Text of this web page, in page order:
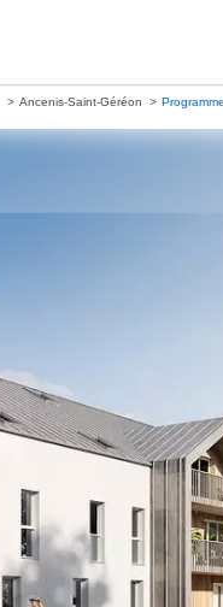
Ancenis-Saint-Géréon Programme